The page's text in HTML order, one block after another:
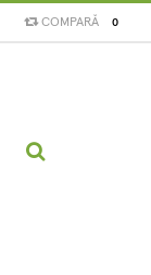
COMPARĂ 0